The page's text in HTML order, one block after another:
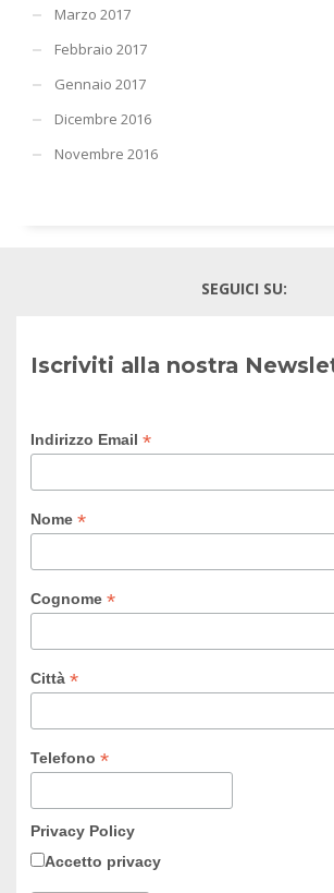
Marzo 2017
Febbraio 2017
Gennaio 2017
Dicembre 2016
Novembre 2016
SEGUICI SU:
Iscriviti alla nostra
Indirizzo Email *
Nome *
Cognome *
Città *
Telefono *
Privacy Policy
Accetto privacy